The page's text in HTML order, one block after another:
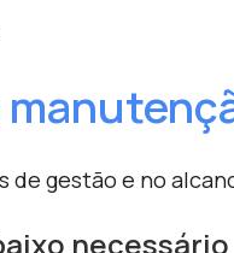
gestão e no
necessário